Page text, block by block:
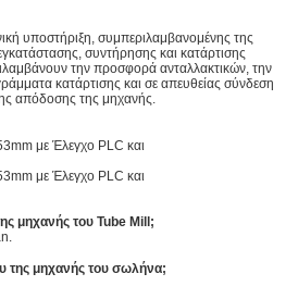
υποστήριξη, συμπεριλαμβανομένης της
συντήρησης και κατάρτισης
την προσφορά ανταλλακτικών, την
κατάρτισης και σε απευθείας σύνδεση
απόδοσης της μηχανής.
μηχανής του Tube Mill;
της μηχανής του σωλήνα;